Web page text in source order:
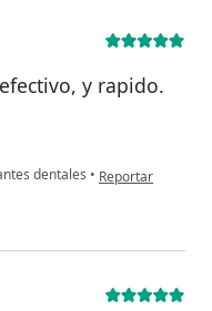
y rapido.
dentales • en opinión del
Reportar